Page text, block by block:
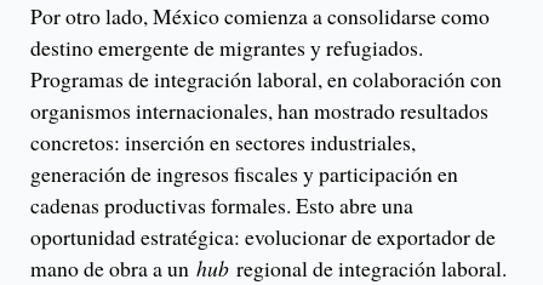
Por otro lado, México comienza a consolidarse como
destino emergente de migrantes y refugiados.
Programas de integración laboral, en colaboración con
organismos internacionales, han mostrado resultados
concretos: inserción en sectores industriales,
generación de ingresos fiscales y participación en
cadenas productivas formales. Esto abre una
oportunidad estratégica: evolucionar de exportador de
mano de obra a un hub regional de integración laboral.